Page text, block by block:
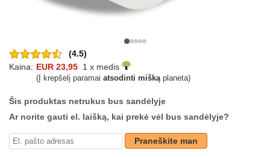
(4.5)
Kaina: EUR 23,95 1 x medis
(Į krepšelį paramai atsodinti miškąplaneta)
Šis produktas netrukus bus sandėlyje
Ar norite gauti el. laišką, kai prekė vėl bus sandėlyje?
Praneškite man